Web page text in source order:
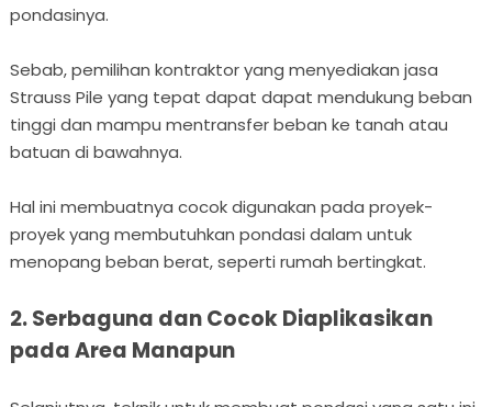
pondasinya.
Sebab, pemilihan kontraktor yang menyediakan jasa
Strauss Pile yang tepat dapat dapat mendukung beban
tinggi dan mampu mentransfer beban ke tanah atau
batuan di bawahnya.
Hal ini membuatnya cocok digunakan pada proyek-
proyek yang membutuhkan pondasi dalam untuk
menopang beban berat, seperti rumah bertingkat.
2. Serbaguna dan Cocok Diaplikasikan
pada Area Manapun